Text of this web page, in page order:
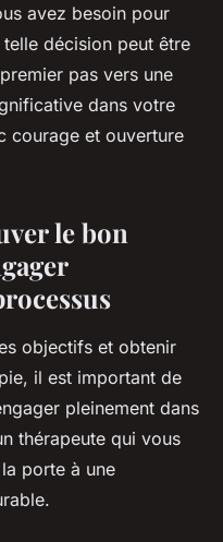
avez besoin pour
décision peut être
pas vers une
dans votre
courage et ouverture
le bon
objectifs et obtenir
il est important de
pleinement dans
thérapeute qui vous
porte à une